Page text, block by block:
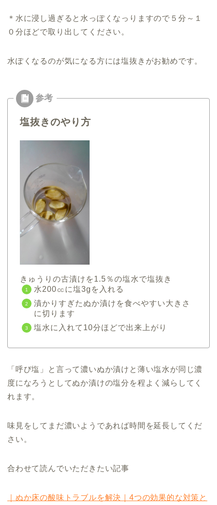
＊水に浸し過ぎると水っぽくなっりますので５分～１
０分ほどで取り出してください。
水ぽくなるのが気になる方には塩抜きがお勧めです。
塩抜きのやり方
きゅうりの古漬けを1.5％の塩水で塩抜き
水200㏄に塩3gを入れる
漬かりすぎたぬか漬けを食べやすい大きさ
に切ります
塩水に入れて10分ほどで出来上がり
「呼び塩」と言って濃いぬか漬けと薄い塩水が同じ濃
度になろうとしてぬか漬けの塩分を程よく減らしてく
れます。
味見をしてまだ濃いようであれば時間を延長してくだ
さい。
合わせて読んでいただきたい記事
｜ぬか床の酸味トラブルを解決｜4つの効果的な対策と